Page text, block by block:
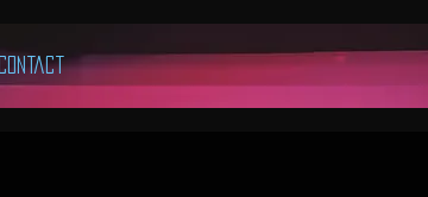
Contact